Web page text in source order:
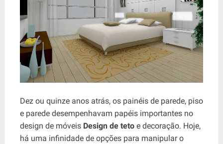
Dez ou quinze anos atrás, os painéis de parede, piso
e parede desempenhavam papéis importantes no
design de móveis Design de teto e decoração. Hoje,
há uma infinidade de opções para manipular o